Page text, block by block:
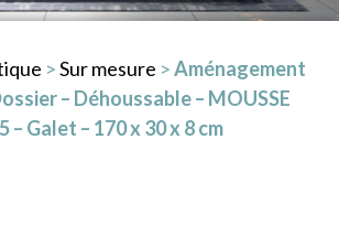
>Sur mesure >Aménagement
– Déhoussable – MOUSSE
– Galet – 170 x 30 x 8 cm